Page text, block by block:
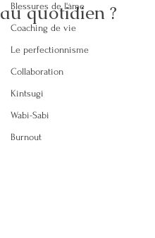
Blessures de l'âme
Coaching de vie
Le perfectionnisme
Collaboration
Kintsugi
Wabi-Sabi
Burnout
au quotidien ?